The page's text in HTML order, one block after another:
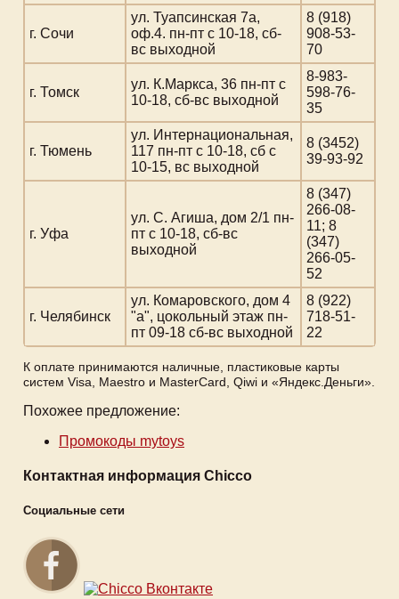
г. Сочи
ул. Туапсинская 7а,
оф.4. пн-пт с 10-18, сб-
вс выходной
8 (918)
908-53-
70
г. Томск
ул. К.Маркса, 36 пн-пт с
10-18, сб-вс выходной
8-983-
598-76-
35
г. Тюмень
ул. Интернациональная,
117 пн-пт с 10-18, сб с
10-15, вс выходной
8 (3452)
39-93-92
г. Уфа
ул. С. Агиша, дом 2/1 пн-
пт с 10-18, сб-вс
выходной
8 (347)
266-08-
11; 8
(347)
266-05-
52
г. Челябинск
ул. Комаровского, дом 4
"а", цокольный этаж пн-
пт 09-18 сб-вс выходной
8 (922)
718-51-
22
К оплате принимаются наличные, пластиковые карты
систем Visa, Maestro и MasterCard, Qiwi и «Яндекс.Деньги».
Похожее предложение:
Промокоды mytoys
Контактная информация Chicco
Социальные сети